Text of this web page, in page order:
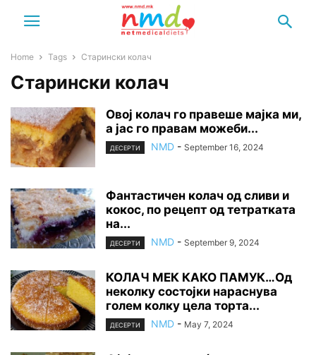
Home Tags Старински колач
Старински колач
Овој колач го правеше мајка ми,
а јас го правам можеби...
ДЕСЕРТИ NMD - September 16, 2024
Фантастичен колач од сливи и
кокос, по рецепт од тетратката
на...
ДЕСЕРТИ NMD - September 9, 2024
КОЛАЧ МЕК КАКО ПАМУК…Од
неколку состојки нараснува
голем колку цела торта...
ДЕСЕРТИ NMD - May 7, 2024